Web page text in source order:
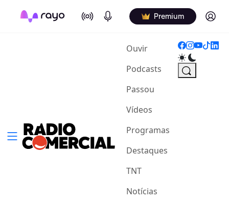
On Air Podcasts Premium Log in
Ouvir(current)
Podcasts
Passou
Vídeos
Programas
Destaques
TNT
Notícias